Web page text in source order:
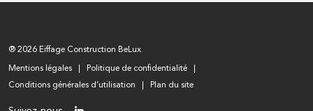
® 2026 Eiffage Construction BeLux
Mentions légales
Politique de confidentialité
Conditions générales d’utilisation
Plan du site